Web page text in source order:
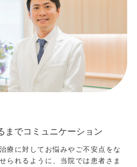
までコミュニケーション
療に対してお悩みやご不安点をな
られるように、当院では患者さま